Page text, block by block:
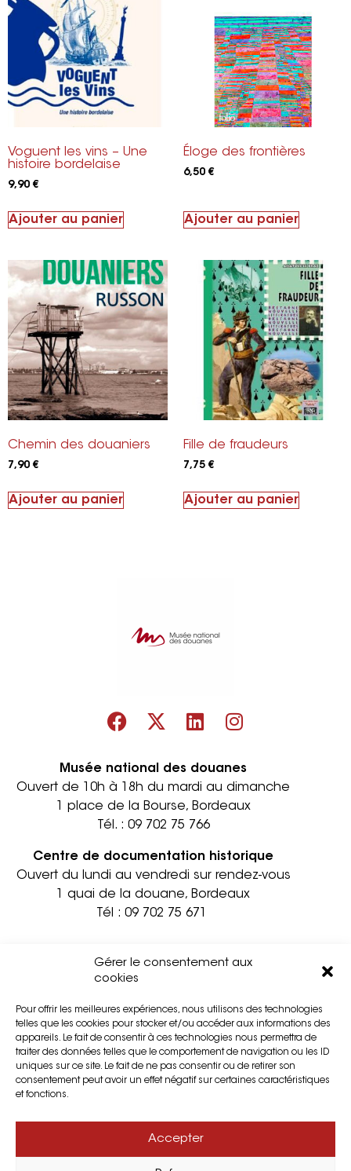
Gérer le consentement aux
cookies
Pour offrir les meilleures expériences, nous utilisons des technologies
telles que les cookies pour stocker et/ou accéder aux informations des
appareils. Le fait de consentir à ces technologies nous permettra de
traiter des données telles que le comportement de navigation ou les ID
uniques sur ce site. Le fait de ne pas consentir ou de retirer son
consentement peut avoir un effet négatif sur certaines caractéristiques
et fonctions.
Accepter
Voguent les vins – Une
histoire bordelaise
9,90€
Ajouter au panier
Éloge des frontières
6,50€
Ajouter au panier
Chemin des douaniers
7,90€
Ajouter au panier
Fille de fraudeurs
7,75€
Ajouter au panier
Musée national des douanes
Ouvert de 10h à 18h du mardi au dimanche
1 place de la Bourse, Bordeaux
Tél. : 09 702 75 766
Centre de documentation historique
Ouvert du lundi au vendredi sur rendez-vous
1 quai de la douane, Bordeaux
Tél : 09 702 75 671
Accessibilité
Privatisation
Presse
Cookies
Plan du site